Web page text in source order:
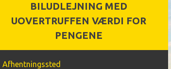
BILUDLEJNING MED
UOVERTRUFFEN VÆRDI FOR
PENGENE
Afhentningssted